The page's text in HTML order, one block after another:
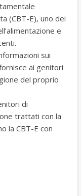
(CBT-E), uno dei
e
sui
ai genitori
del proprio
di
trattati con la
la CBT-E con